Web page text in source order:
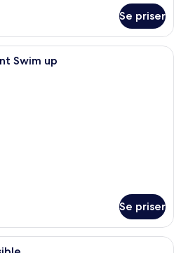
Se priser
Ett par i en pool med utsikt över
Swim up
Se priser
Ett hotellrum med två sängar, ett